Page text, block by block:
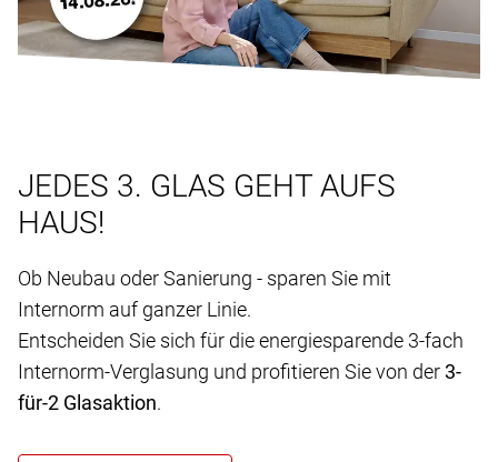
JEDES 3. GLAS GEHT AUFS
HAUS!
Ob Neubau oder Sanierung - sparen Sie mit
Internorm auf ganzer Linie.
Entscheiden Sie sich für die energiesparende 3-fach
Internorm-Verglasung und profitieren Sie von der 3-
für-2 Glasaktion.